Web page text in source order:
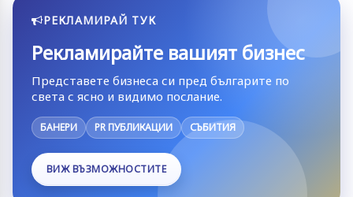
РЕКЛАМИРАЙ ТУК
Рекламирайте вашият бизнес
Представете бизнеса си пред българите по
света с ясно и видимо послание.
БАНЕРИ PR ПУБЛИКАЦИИ СЪБИТИЯ
ВИЖ ВЪЗМОЖНОСТИТЕ